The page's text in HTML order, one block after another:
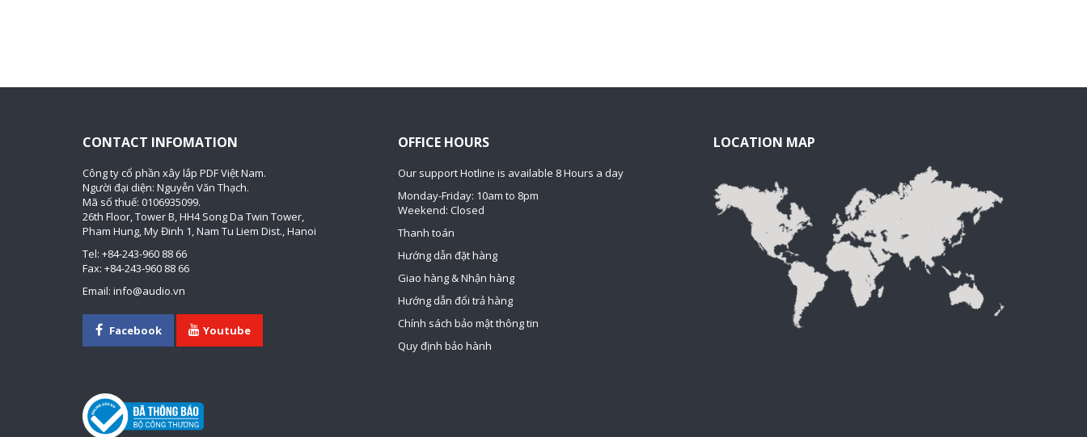
CONTACT INFOMATION
Công ty cổ phần xây lắp PDF Việt Nam.
Người đại diện: Nguyễn Văn Thạch.
Mã số thuế: 0106935099.
26th Floor, Tower B, HH4 Song Da Twin Tower,
Pham Hung, My Đinh 1, Nam Tu Liem Dist., Hanoi
Tel: +84-243-960 88 66
Fax: +84-243-960 88 66
Email: info@audio.vn
Facebook Youtube
OFFICE HOURS
Our support Hotline is available 8 Hours a day
Monday-Friday: 10am to 8pm
Weekend: Closed
Thanh toán
Hướng dẫn đặt hàng
Giao hàng & Nhận hàng
Hướng dẫn đổi trả hàng
Chính sách bảo mật thông tin
Quy định bảo hành
LOCATION MAP